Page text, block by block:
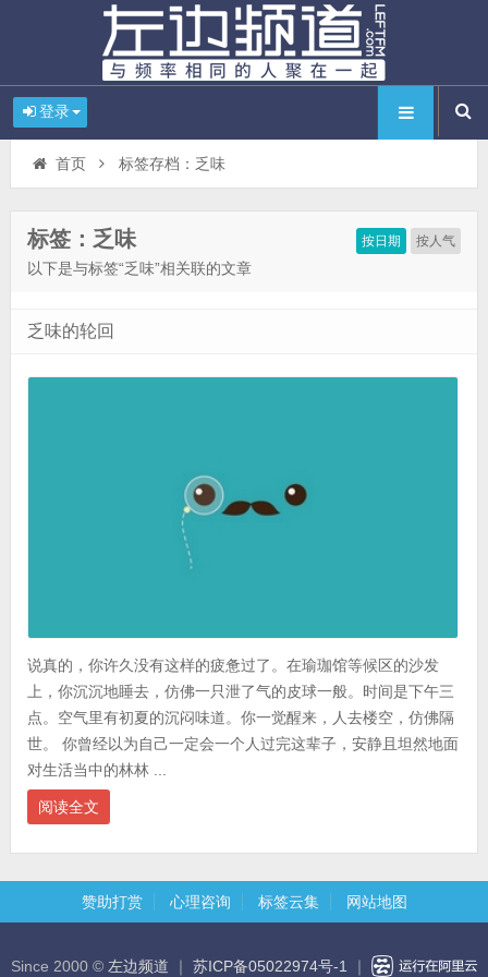
登录
首页 标签存档：乏味
按日期 按人气
标签：乏味
以下是与标签“乏味”相关联的文章
乏味的轮回
说真的，你许久没有这样的疲惫过了。在瑜珈馆等候区的沙发
上，你沉沉地睡去，仿佛一只泄了气的皮球一般。时间是下午三
点。空气里有初夏的沉闷味道。你一觉醒来，人去楼空，仿佛隔
世。 你曾经以为自己一定会一个人过完这辈子，安静且坦然地面
对生活当中的林林 ...
阅读全文
赞助打赏 心理咨询 标签云集 网站地图
Since 2000 © 左边频道 ｜ 苏ICP备05022974号-1 ｜